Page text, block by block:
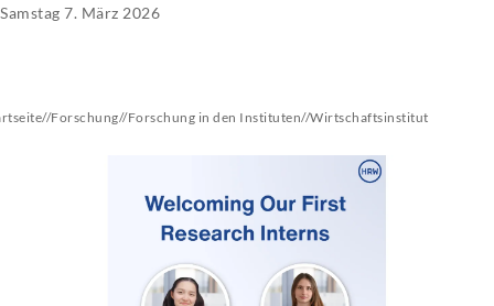
Samstag 7. März 2026
//Forschung//Forschung in den Instituten//Wirtschaftsinstitut